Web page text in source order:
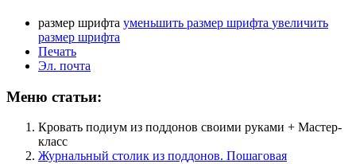
размер шрифта уменьшить размер шрифта увеличить
размер шрифта
Печать
Эл. почта
Меню статьи:
Кровать подиум из поддонов своими руками + Мастер-
класс
Журнальный столик из поддонов. Пошаговая